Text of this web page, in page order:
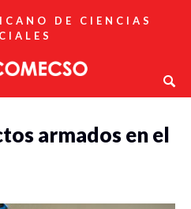
DE CIENCIAS
armados en el